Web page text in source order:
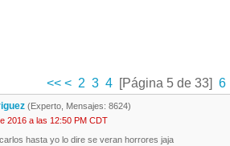
<< < 2 3 4 [Página 5 de 33] 6
(Experto, Mensajes: 8624)
2016 a las 12:50 PM CDT
hasta yo lo dire se veran horrores jaja